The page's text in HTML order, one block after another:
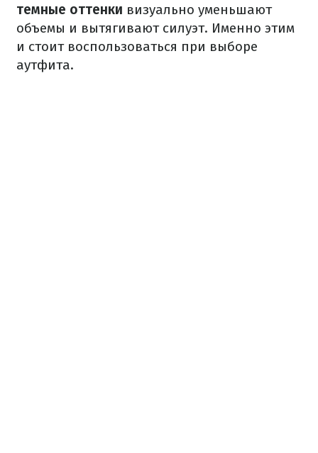
темные оттенки визуально уменьшают
объемы и вытягивают силуэт. Именно этим
и стоит воспользоваться при выборе
аутфита.